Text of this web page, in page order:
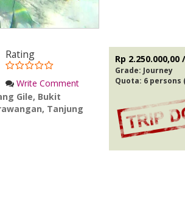
Rating
Write Comment
Gile, Bukit
, Tanjung
Rp
Grade: Journey
Quota: 6 persons